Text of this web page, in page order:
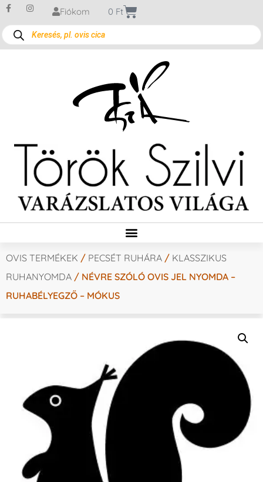
Fiókom 0 Ft
OVIS TERMÉKEK / PECSÉT RUHÁRA / KLASSZIKUS
RUHANYOMDA / NÉVRE SZÓLÓ OVIS JEL NYOMDA –
RUHABÉLYEGZŐ – MÓKUS